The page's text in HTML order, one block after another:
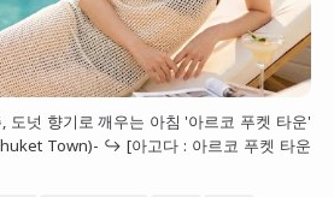
도넛 향기로 깨우는 아침 '아르코 푸켓 타운'
Town)- ↪ [아고다 : 아르코 푸켓 타운